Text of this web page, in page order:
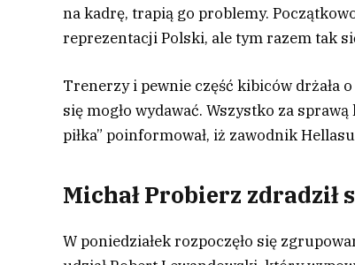
na kadrę, trapią go problemy.
reprezentacji Polski, ale tym razem tak
Trenerzy i pewnie część kibiców drżała
się mogło wydawać. Wszystko za
piłka” poinformował, iż zawodnik
Michał Probierz zdradził
W poniedziałek rozpoczęło się